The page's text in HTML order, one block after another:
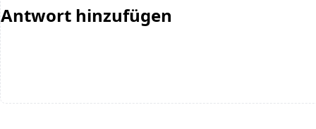
Antwort hinzufügen